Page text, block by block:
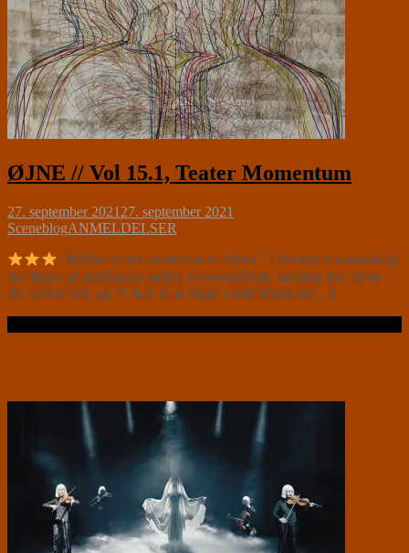
ØJNE // Vol 15.1, Teater Momentum
27. september 2021 27. september 2021
SceneblogANMELDELSER
”Måske er der en der har et våben.” I det trykte manuskript
der ligger på publikums sæder, er ovenstående sætning den første
der rykker lidt, og får folk til at kigge rundt blandt de[…]